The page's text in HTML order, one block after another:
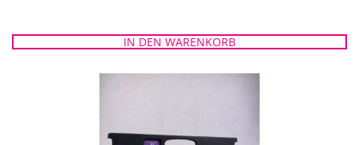
IN DEN WARENKORB